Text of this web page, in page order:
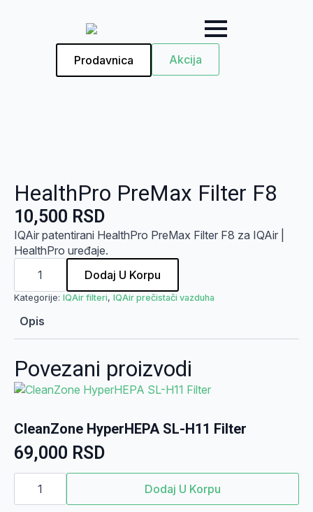
Prodavnica Akcija
HealthPro PreMax Filter F8
10,500 RSD
IQAir patentirani HealthPro PreMax Filter F8 za IQAir |
HealthPro uređaje.
HealthPro
PreMax
F8
Dodaj U Korpu
Kategorije: IQAir filteri, IQAir prečistači vazduha
Opis
Povezani proizvodi
CleanZone HyperHEPA SL-H11 Filter
69,000 RSD
CleanZone
HyperHEPA
Dodaj U Korpu